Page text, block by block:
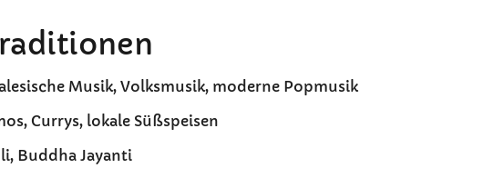
Musik, Volksmusik, moderne Popmusik
Currys, lokale Süßspeisen
Buddha Jayanti